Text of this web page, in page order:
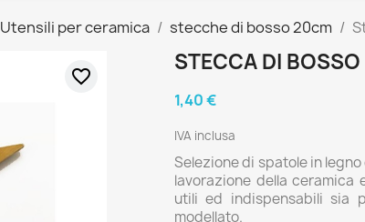
Utensili per ceramica stecche di bosso 20cm
favorite_border
STECCA DI
1,40 €
IVA inclusa
Selezione di spatole in
lavorazione della
utili ed indispensabili sia
modellato.